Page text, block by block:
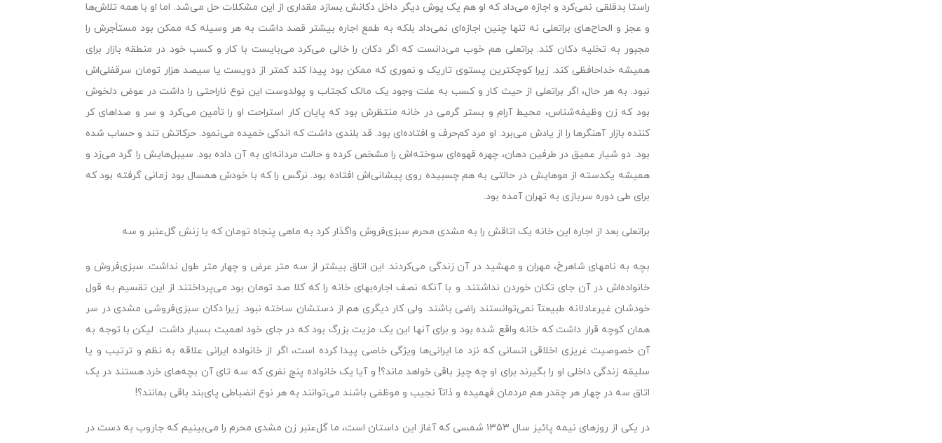
راستا بدقلقى نمى‌کرد و اجازه مى‌داد که او هم یک پوش دیگر داخل دکانش بسازد مقدارى از این مشکلات حل مى‌شد. اما او با همه تلاش‌ها
و عجز و الحاح‌هاى براتعلى نه تنها چنین اجازه‌اى نمى‌داد بلکه به طمع اجاره بیشتر قصد داشت به هر وسیله که ممکن بود مستأجرش را
مجبور به تخلیه دکان کند. براتعلى هم خوب مى‌دانست که اگر دکان را خالى مى‌کرد مى‌بایست با کار و کسب خود در منطقه بازار براى
همیشه خداحافظى کند. زیرا کوچکترین پستوى تاریک و نمورى که ممکن بود پیدا کند کمتر از دویست یا سیصد هزار تومان سرقفلى‌اش
نبود. به هر حال، اگر براتعلى از حیث کار و کسب به علت وجود یک مالک کجتاب و پولدوست این نوع ناراحتى را داشت در عوض دلخوش
بود که زن وظیفه‌شناس، محیط آرام و بستر گرمى در خانه منتظرش بود که پایان کار استراحت او را تأمین مى‌کرد و سر و صداهاى کر
کننده بازار آهنگرها را از یادش مى‌برد. او مرد کم‌حرف و افتاده‌اى بود. قد بلندى داشت که اندکى خمیده مى‌نمود. حرکاتش تند و حساب شده
بود. دو شیار عمیق در طرفین دهان، چهره قهوه‌اى سوخته‌اش را مشخص کرده و حالت مردانه‌اى به آن داده بود. سیبل‌هایش را گرد مى‌زد و
همیشه یکدسته از موهایش در حالتى به هم چسبیده روى پیشانى‌اش افتاده بود. نرگس را که با خودش همسال بود زمانى گرفته بود که
براى طى دوره سربازى به تهران آمده بود.
براتعلى بعد از اجاره این خانه یک اتاقش را به مشدى محرم سبزى‌فروش واگذار کرد به ماهى پنجاه تومان که با زنش گل‌عنبر و سه
بچه به نامهاى شاهرخ، مهران و مهشید در آن زندگى مى‌کردند. این اتاق بیشتر از سه متر عرض و چهار متر طول نداشت. سبزى‌فروش و
خانواده‌اش در آن جاى تکان خوردن نداشتند. و با آنکه نصف اجاره‌بهاى خانه را که کلا صد تومان بود مى‌پرداختند از این تقسیم به قول
خودشان غیرعادلانه طبیعتآ نمى‌توانستند راضى باشند. ولى کار دیگرى هم از دستشان ساخته نبود. زیرا دکان سبزى‌فروشى مشدى در سر
همان کوچه قرار داشت که خانه واقع شده بود و براى آنها این یک مزیت بزرگ بود که در جاى خود اهمیت بسیار داشت. لیکن با توجه به
آن خصوصیت غریزى اخلاقى انسانى که نزد ما ایرانى‌ها ویژگى خاصى پیدا کرده است، اگر از خانواده ایرانى علاقه به نظم و ترتیب و یا
سلیقه زندگى داخلى او را بگیرند براى او چه چیز باقى خواهد ماند؟! و آیا یک خانواده پنج نفرى که سه تاى آن بچه‌هاى خرد هستند در یک
اتاق سه در چهار هر چقدر هم مردمان فهمیده و ذاتآ نجیب و موظفى باشند مى‌توانند به هر نوع انضباطى پاى‌بند باقى بمانند؟!
در یکى از روزهاى نیمه پائیز سال ۱۳۵۳ شمسى که آغاز این داستان است، ما گل‌عنبر زن مشدى محرم را مى‌بینیم که جاروب به دست در